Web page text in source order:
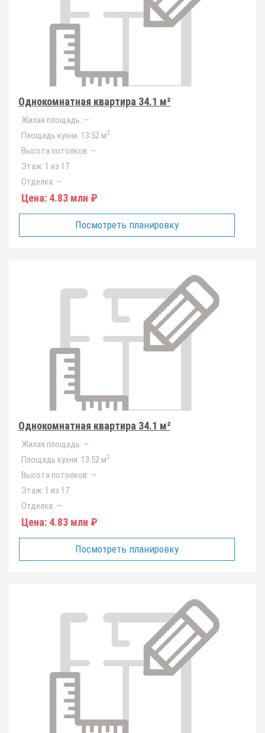
Однокомнатная квартира 34.1 м²
Жилая площадь: —
Площадь кухни: 13.52 м2
Высота потолков: —
Этаж: 1 из 17
Отделка: —
Цена: 4.83 млн ₽
Посмотреть планировку
Однокомнатная квартира 34.1 м²
Жилая площадь: —
Площадь кухни: 13.52 м2
Высота потолков: —
Этаж: 1 из 17
Отделка: —
Цена: 4.83 млн ₽
Посмотреть планировку